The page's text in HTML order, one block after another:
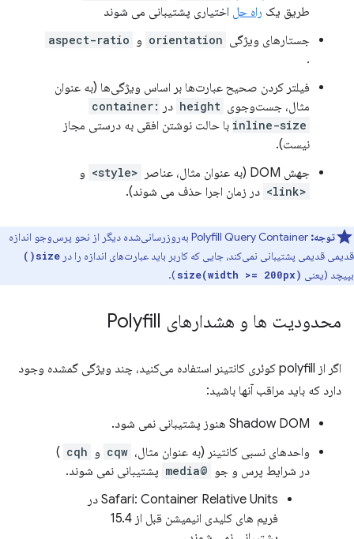
طریق یک راه حل اختیاری پشتیبانی می شوند
جستارهای ویژگی orientation و aspect-ratio
.
فیلتر کردن صحیح عبارت‌ها بر اساس ویژگی‌ها (به عنوان
مثال، جست‌وجوی height در container:
inline-size با حالت نوشتن افقی به درستی مجاز
نیست).
جهش DOM (به عنوان مثال، عناصر
<style> و
<link> در زمان اجرا حذف می شوند).
توجه:
Polyfill Query Container به‌روزرسانی‌شده دیگر از نحو پرس‌وجو اندازه
قدیمی قدیمی پشتیبانی نمی‌کند، جایی که کاربر باید عبارت‌های اندازه را در size()
بپیچد (یعنی size(width >= 200px)
).
محدودیت ها و هشدارهای Polyfill
اگر از polyfill کوئری کانتینر استفاده می‌کنید، چند ویژگی گمشده وجود
دارد که باید مراقب آنها باشید:
Shadow DOM هنوز پشتیبانی نمی شود.
واحدهای نسبی کانتینر (به عنوان مثال، cqw و cqh
)
در شرایط پرس و جو @media
پشتیبانی نمی شوند.
Safari: Container Relative Units در
فریم های کلیدی انیمیشن قبل از 15.4